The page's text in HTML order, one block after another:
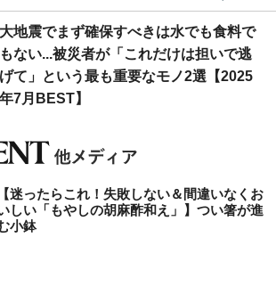
大地震でまず確保すべきは水でも食料で
もない...被災者が「これだけは担いで逃
げて」という最も重要なモノ2選【2025
年7月BEST】
【迷ったらこれ！失敗しない＆間違いなくお
しい「もやしの胡麻酢和え」】つい箸が進
小鉢